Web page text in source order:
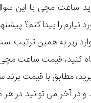
ساعت مچی با این
را پیدا کنم؟
زیر به همین ترتیب
کنید، قیمت ساعت
مطابق با قیمت
و در آخر می توانید در